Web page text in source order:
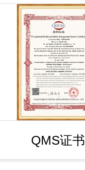
QMS证书